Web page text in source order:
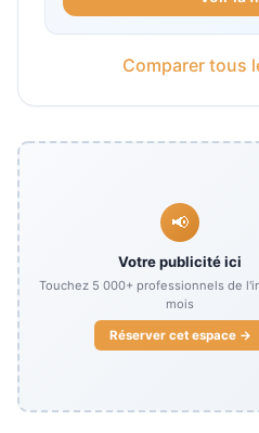
Comparer tous
📢
Votre publicité ici
Touchez 5 000+ professionnels de
mois
Réserver cet espace →